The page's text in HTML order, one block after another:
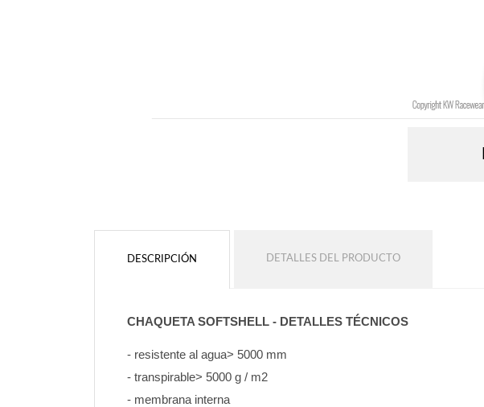
DESCRIPCIÓN DETALLES DEL PRODUCTO
CHAQUETA SOFTSHELL - DETALLES TÉCNICOS
- resistente al agua> 5000 mm
- transpirable> 5000 g / m2
- membrana interna